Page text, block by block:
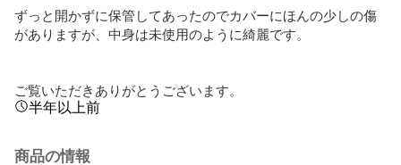
ずっと開かずに保管してあったのでカバーにほんの少しの傷
がありますが、中身は未使用のように綺麗です。
ご覧いただきありがとうございます。
半年以上前
商品の情報